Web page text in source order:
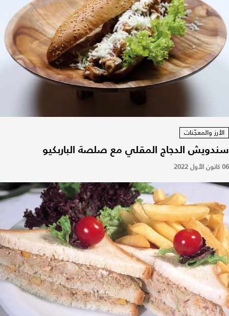
الأرز والمعجّنات
سندويش الدجاج المقلي مع صلصة الباربكيو
06 كانون الأول 2022